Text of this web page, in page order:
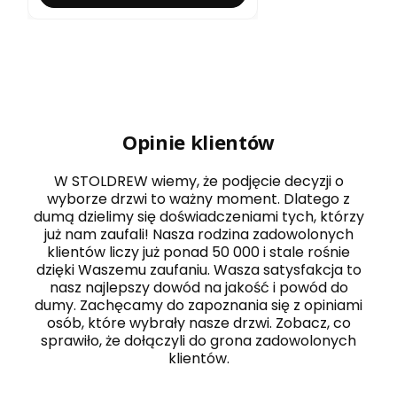
Opinie klientów
W STOLDREW wiemy, że podjęcie decyzji o
wyborze drzwi to ważny moment. Dlatego z
dumą dzielimy się doświadczeniami tych, którzy
już nam zaufali! Nasza rodzina zadowolonych
klientów liczy już ponad 50 000 i stale rośnie
dzięki Waszemu zaufaniu. Wasza satysfakcja to
nasz najlepszy dowód na jakość i powód do
dumy. Zachęcamy do zapoznania się z opiniami
osób, które wybrały nasze drzwi. Zobacz, co
sprawiło, że dołączyli do grona zadowolonych
klientów.